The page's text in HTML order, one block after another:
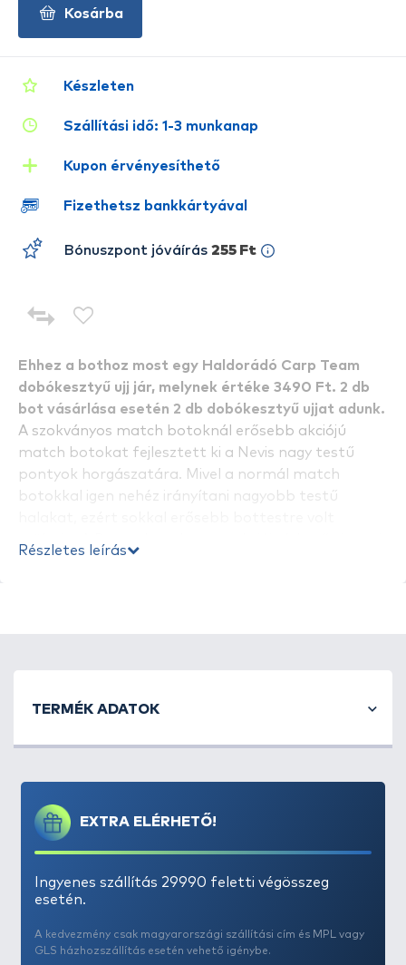
Ehhez a bothoz most egy Haldorádó Carp Team
dobókesztyű ujj jár, melynek értéke 3490 Ft. 2 db
bot vásárlása esetén 2 db dobókesztyű ujjat adunk.
A szokványos match botoknál erősebb akciójú
match botokat fejlesztett ki a Nevis nagy testű
pontyok horgászatára. Mivel a normál match
botokkal igen nehéz irányítani nagyobb testű
Részletes leírás
Készleten
Szállítási idő: 1-3 munkanap
Kupon érvényesíthető
Fizethetsz bankkártyával
Bónuszpont jóváírás 255 Ft
Kosárba
EXTRA ELÉRHETŐ!
Ingyenes szállítás 29990 feletti végösszeg
esetén.
A kedvezmény csak magyarországi szállítási cím és MPL vagy
GLS házhozszállítás esetén vehető igénybe.
TERMÉK ADATOK